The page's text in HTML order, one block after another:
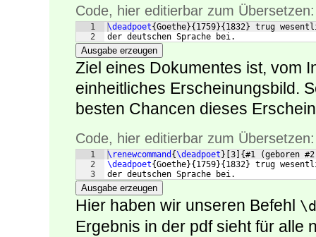
Code, hier editierbar zum Übersetzen:
1
2
\deadpoet{Goethe}{ 1759}{ 1832} trug
der deutschen Sprache bei.
Ausgabe erzeugen
Ziel eines Dokumentes ist, vom
einheitliches Erscheinungsbild.
besten Chancen dieses
Code, hier editierbar zum Übersetzen:
1
2
3
\renewcommand {\deadpoet } 3 {#1 (geboren
\deadpoet{Goethe}{ 1759}{ 1832} trug
der deutschen Sprache bei.
Ausgabe erzeugen
Hier haben wir unseren Befehl
Ergebnis in der pdf sieht für alle